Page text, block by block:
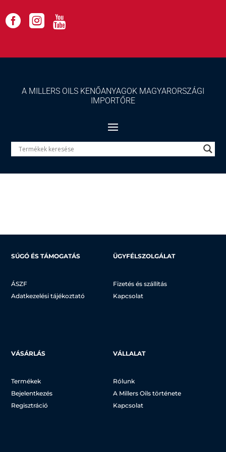
  
A MILLERS OILS KENŐANYAGOK MAGYARORSZÁGI
IMPORTŐRE
SÚGÓ ÉS TÁMOGATÁS
ÁSZF
Adatkezelési tájékoztató
ÜGYFÉLSZOLGÁLAT
Fizetés és szállítás
Kapcsolat
VÁSÁRLÁS
Termékek
Bejelentkezés
Regisztráció
VÁLLALAT
Rólunk
A Millers Oils története
Kapcsolat